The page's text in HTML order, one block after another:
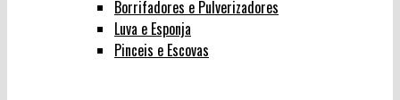
Borrifadores e Pulverizadores
Luva e Esponja
Pinceis e Escovas